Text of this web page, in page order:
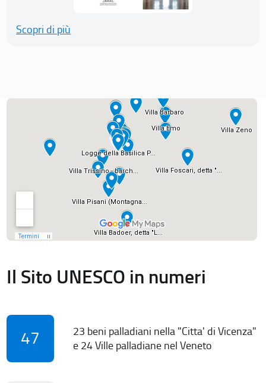
Scopri di più
Il Sito UNESCO in numeri
47
23 beni palladiani nella "Citta' di Vicenza"
e 24 Ville palladiane nel Veneto